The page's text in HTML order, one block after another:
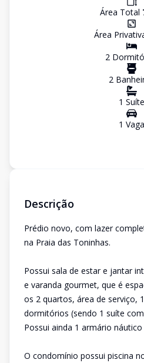
Área Total
Área
2
2
1 Suíte
1 Vaga
Descrição
Prédio novo, com lazer
na Praia das Toninhas.
Possui sala de estar e jantar
e varanda gourmet, que é
os 2 quartos, área de serviço,
dormitórios (sendo 1 suíte
Possui ainda 1 armário
O condomínio possui piscina